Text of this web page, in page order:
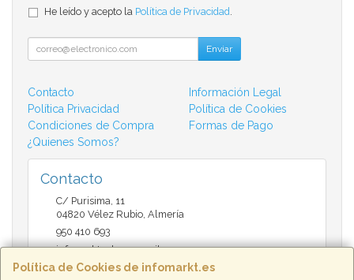
Política de Cookies de infomarkt.es
He leído y acepto la Política de Privacidad
Enviar
Contacto
Información Legal
Política Privacidad
Política de Cookies
Condiciones de Compra
Formas de Pago
¿Quienes Somos?
Contacto
C/ Purisima, 11
04820 Vélez Rubio Almería
950 410 693
infomarktvelez@gmail.com